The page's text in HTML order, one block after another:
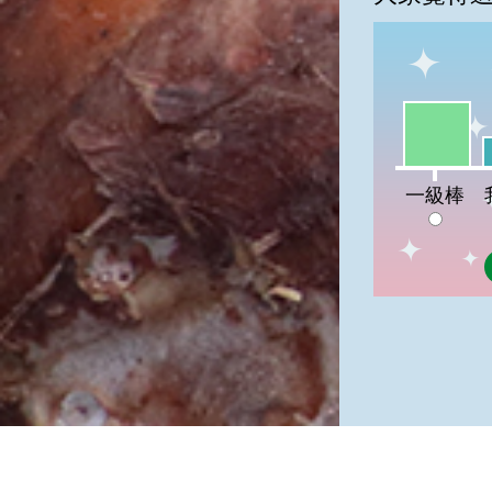
一級棒
一級棒